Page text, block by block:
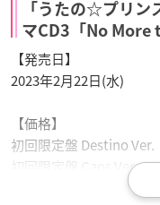
「うたの☆プリ
マCD3「No More
【発売日】
2023年2月22日(水)
【価格】
初回限定盤 Destino Ver.
初回限定盤 Caos Ver.：
通常盤：2,750円（税込）